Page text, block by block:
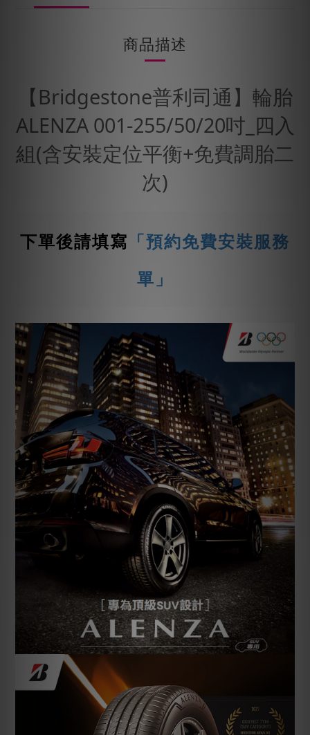
商品描述
【Bridgestone普利司通】輪胎
ALENZA 001-255/50/20吋_四入
組(含安裝定位平衡+免費調胎二
次)
下單後請填寫 「預約免費安裝服務
單」